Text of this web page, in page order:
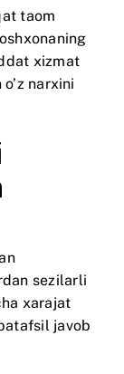
taom
xizmat
narxini
sezilarli
xarajat
javob